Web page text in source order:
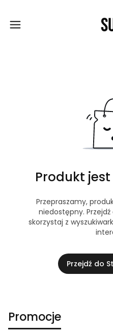
Produkt
Przepraszamy,
niedostępny.
skorzystaj z
Przejdź do
Promocje